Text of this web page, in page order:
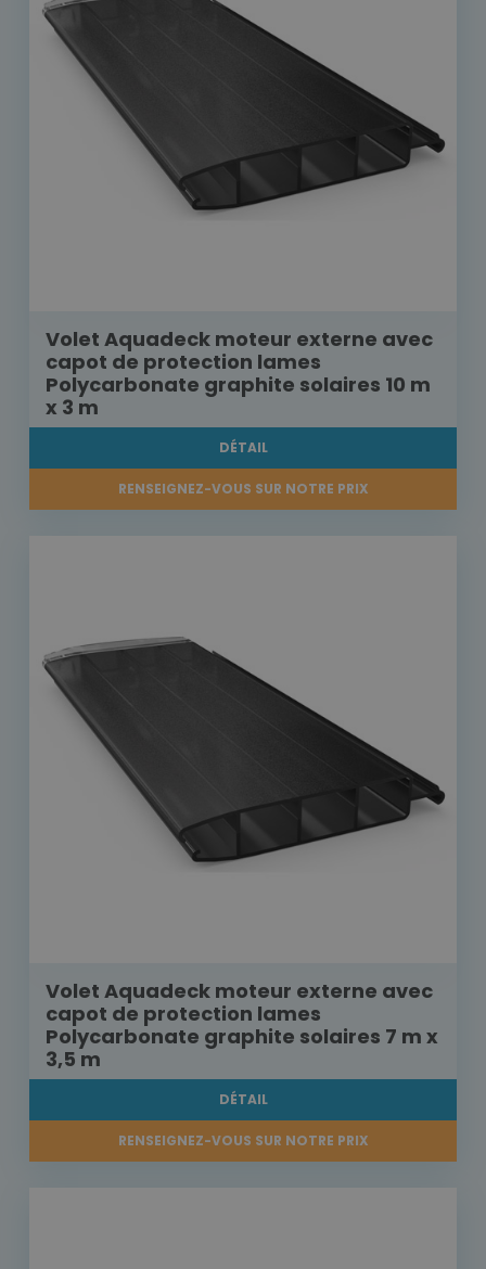
Volet Aquadeck moteur externe avec
capot de protection lames
Polycarbonate graphite solaires 10 m
x 3 m
DÉTAIL
RENSEIGNEZ-VOUS SUR NOTRE PRIX
Volet Aquadeck moteur externe avec
capot de protection lames
Polycarbonate graphite solaires 7 m x
3,5 m
DÉTAIL
RENSEIGNEZ-VOUS SUR NOTRE PRIX